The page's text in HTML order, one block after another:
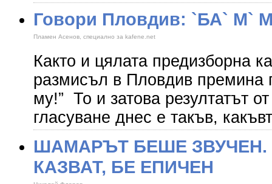
Говори Пловдив: `БА` М`
Пламен Асенов, специално за kafene.net
Както и цялата предизборна
размисъл в Пловдив премина
му!” То и затова резултатът
гласуване днес е такъв,
ШАМАРЪТ БЕШЕ
КАЗВАТ, БЕ ЕПИЧЕН